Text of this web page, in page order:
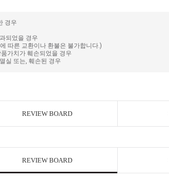
경우
되었을 경우
따른 교환이나 환불은 불가합니다.)
가치가 훼손되었을 경우
실 또는, 훼손된 경우
REVIEW BOARD
REVIEW BOARD